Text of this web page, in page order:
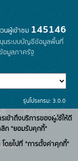
นผู้เข้าชม 145146
นระบบบัญชีข้อมูลพื้นที่
อมูลภาครัฐ
ภาค
รุ่นโปรแกรม: 3.0.0
วันที่: 2025-06-
26
เข้าถึงบริการของผู้ใช้ให้ดี
ก "ยอมรับคุกกี้"
ดยไปที่ "การตั้งค่าคุกกี้"
x